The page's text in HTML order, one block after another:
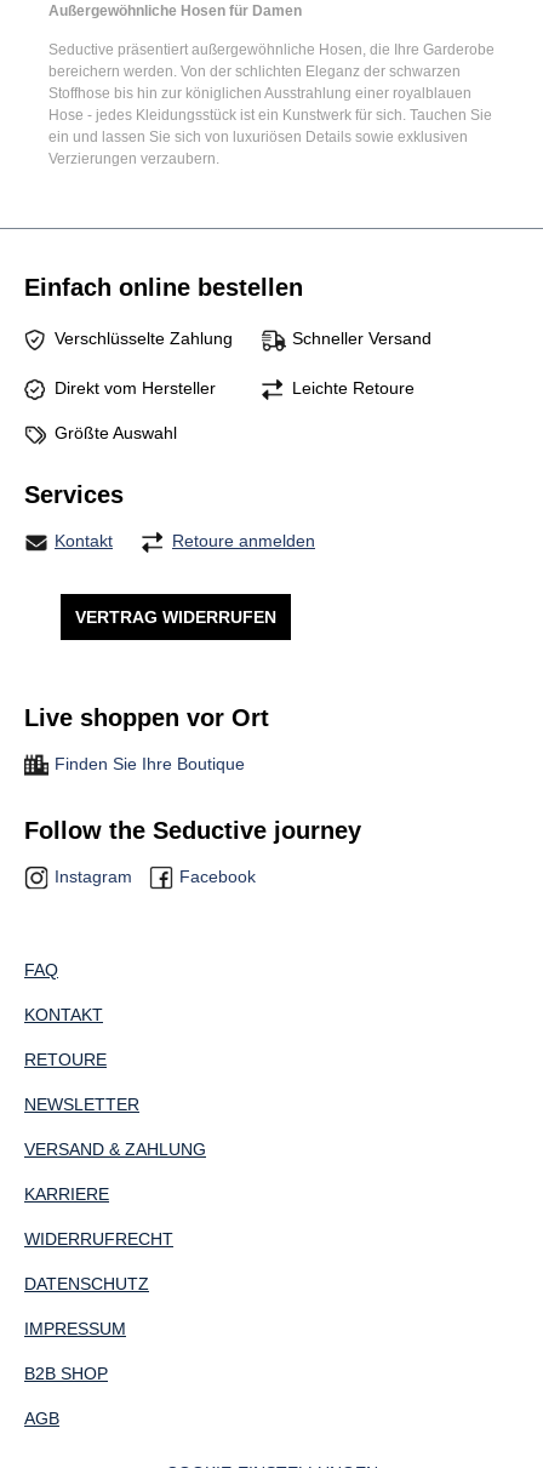
Außergewöhnliche Hosen für Damen
Seductive präsentiert außergewöhnliche Hosen, die Ihre Garderobe
bereichern werden. Von der schlichten Eleganz der schwarzen
Stoffhose bis hin zur königlichen Ausstrahlung einer royalblauen
Hose - jedes Kleidungsstück ist ein Kunstwerk für sich. Tauchen Sie
ein und lassen Sie sich von luxuriösen Details sowie exklusiven
Verzierungen verzaubern.
Einfach online bestellen
Verschlüsselte Zahlung Schneller Versand
Direkt vom Hersteller Leichte Retoure
Größte Auswahl
Services
Kontakt Retoure anmelden
VERTRAG WIDERRUFEN
Live shoppen vor Ort
Finden Sie Ihre Boutique
Follow the Seductive journey
Instagram Facebook
FAQ
KONTAKT
RETOURE
NEWSLETTER
VERSAND & ZAHLUNG
KARRIERE
WIDERRUFRECHT
DATENSCHUTZ
IMPRESSUM
B2B SHOP
AGB